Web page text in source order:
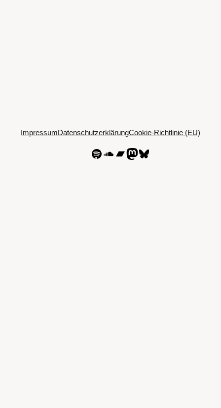
ImpressumDatenschutzerklärungCookie-Richtlinie (EU)
SpotifySoundCloud
Bandcamp
Mastodon